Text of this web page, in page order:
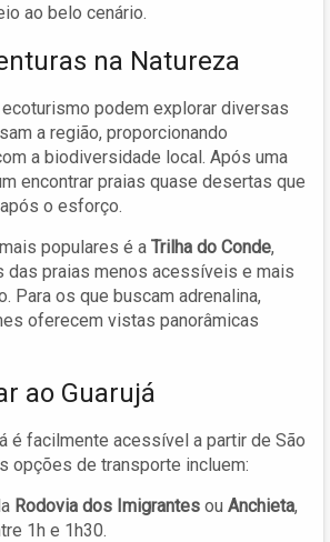
ao belo cenário.
na Natureza
podem explorar diversas
a região, proporcionando
a biodiversidade local. Após uma
encontrar praias quase desertas que
o esforço.
populares é a Trilha do Conde,
das praias menos acessíveis e mais
Para os que buscam adrenalina,
oferecem vistas panorâmicas
ao Guarujá
é facilmente acessível a partir de São
opções de transporte incluem:
Rodovia dos Imigrantes ou Anchieta,
1h e 1h30.